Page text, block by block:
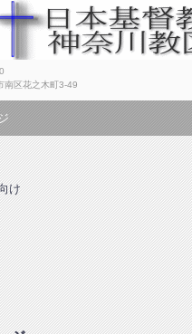
教団神奈川教区
南区花之木町3-49
け